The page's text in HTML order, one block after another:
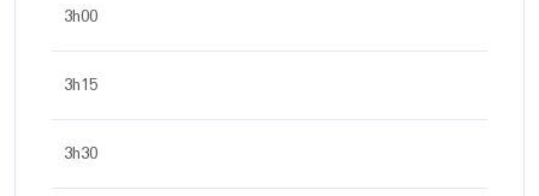
3h00
3h15
3h30